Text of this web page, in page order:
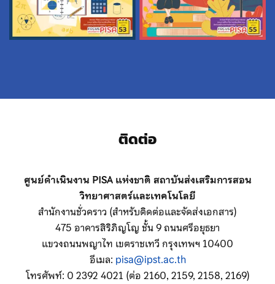
ติดต่อ
ศูนย์ดำเนินงาน PISA แห่งชาติ สถาบันส่งเสริมการสอน
วิทยาศาสตร์และเทคโนโลยี
สำนักงานชั่วคราว (สำหรับติดต่อและจัดส่งเอกสาร)
475 อาคารสิริภิญโญ ชั้น 9 ถนนศรีอยุธยา
แขวงถนนพญาไท เขตราชเทวี กรุงเทพฯ 10400
อีเมล: pisa@ipst.ac.th
โทรศัพท์: 0 2392 4021 (ต่อ 2160, 2159, 2158, 2169)